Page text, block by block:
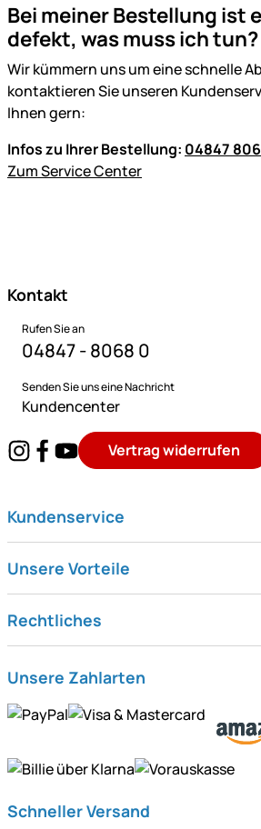
Bei meiner Bestellung ist
defekt, was muss ich tun?
Wir kümmern uns um eine schnelle
kontaktieren Sie unseren
Ihnen gern:
Infos zu Ihrer Bestellung: 04847
Zum Service Center
Kontakt
Rufen Sie an
04847 - 8068 0
Senden Sie uns eine Nachricht
Kundencenter
Vertrag widerrufen
Kundenservice
Unsere Vorteile
Rechtliches
Unsere Zahlarten
Schneller Versand